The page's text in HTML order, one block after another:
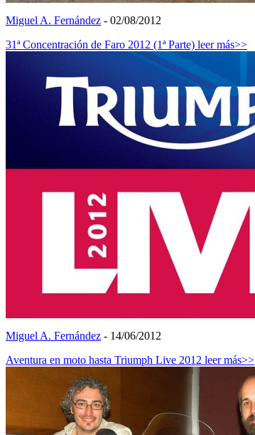
Miguel A. Fernández - 02/08/2012
31ª Concentración de Faro 2012 (1ª Parte) leer más>>
Miguel A. Fernández - 14/06/2012
Aventura en moto hasta Triumph Live 2012 leer más>>